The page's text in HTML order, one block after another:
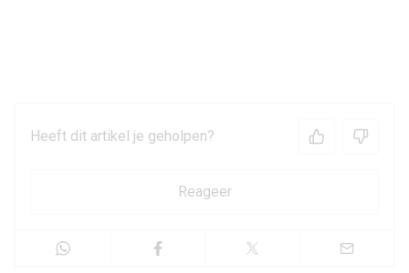
Heeft dit artikel je geholpen?
Reageer